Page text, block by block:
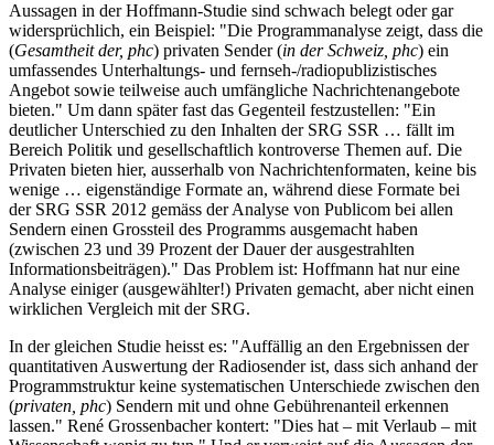
Aussagen in der Hoffmann-Studie sind schwach belegt oder gar
widersprüchlich, ein Beispiel: "Die Programmanalyse zeigt, dass die
(Gesamtheit der, phc) privaten Sender (in der Schweiz, phc) ein
umfassendes Unterhaltungs- und fernseh-/radiopublizistisches
Angebot sowie teilweise auch umfängliche Nachrichtenangebote
bieten." Um dann später fast das Gegenteil festzustellen: "Ein
deutlicher Unterschied zu den Inhalten der SRG SSR … fällt im
Bereich Politik und gesellschaftlich kontroverse Themen auf. Die
Privaten bieten hier, ausserhalb von Nachrichtenformaten, keine bis
wenige … eigenständige Formate an, während diese Formate bei
der SRG SSR 2012 gemäss der Analyse von Publicom bei allen
Sendern einen Grossteil des Programms ausgemacht haben
(zwischen 23 und 39 Prozent der Dauer der ausgestrahlten
Informationsbeiträgen)." Das Problem ist: Hoffmann hat nur eine
Analyse einiger (ausgewählter!) Privaten gemacht, aber nicht einen
wirklichen Vergleich mit der SRG.
In der gleichen Studie heisst es: "Auffällig an den Ergebnissen der
quantitativen Auswertung der Radiosender ist, dass sich anhand der
Programmstruktur keine systematischen Unterschiede zwischen den
(privaten, phc) Sendern mit und ohne Gebührenanteil erkennen
lassen." René Grossenbacher kontert: "Dies hat – mit Verlaub – mit